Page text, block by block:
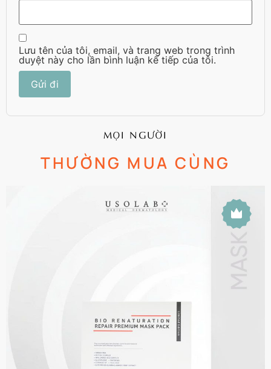
Lưu tên của tôi, email, và trang web trong trình
duyệt này cho lần bình luận kế tiếp của tôi.
MỌI NGƯỜI
THƯỜNG MUA CÙNG